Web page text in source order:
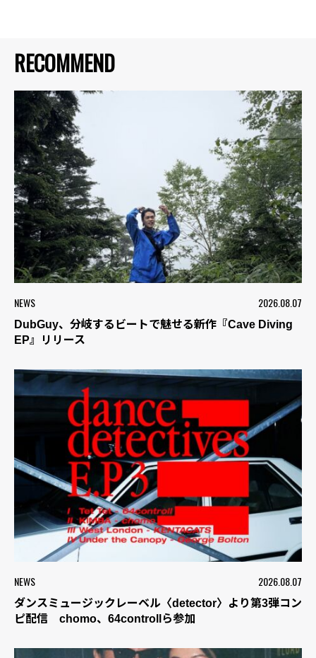
RECOMMEND
NEWS 2026.08.07
DubGuy、分岐するビートで魅せる新作『Cave Diving
EP』リリース
NEWS 2026.08.07
ダンスミュージックレーベル〈detector〉より第3弾コン
ピ配信 chomo、64controllら参加